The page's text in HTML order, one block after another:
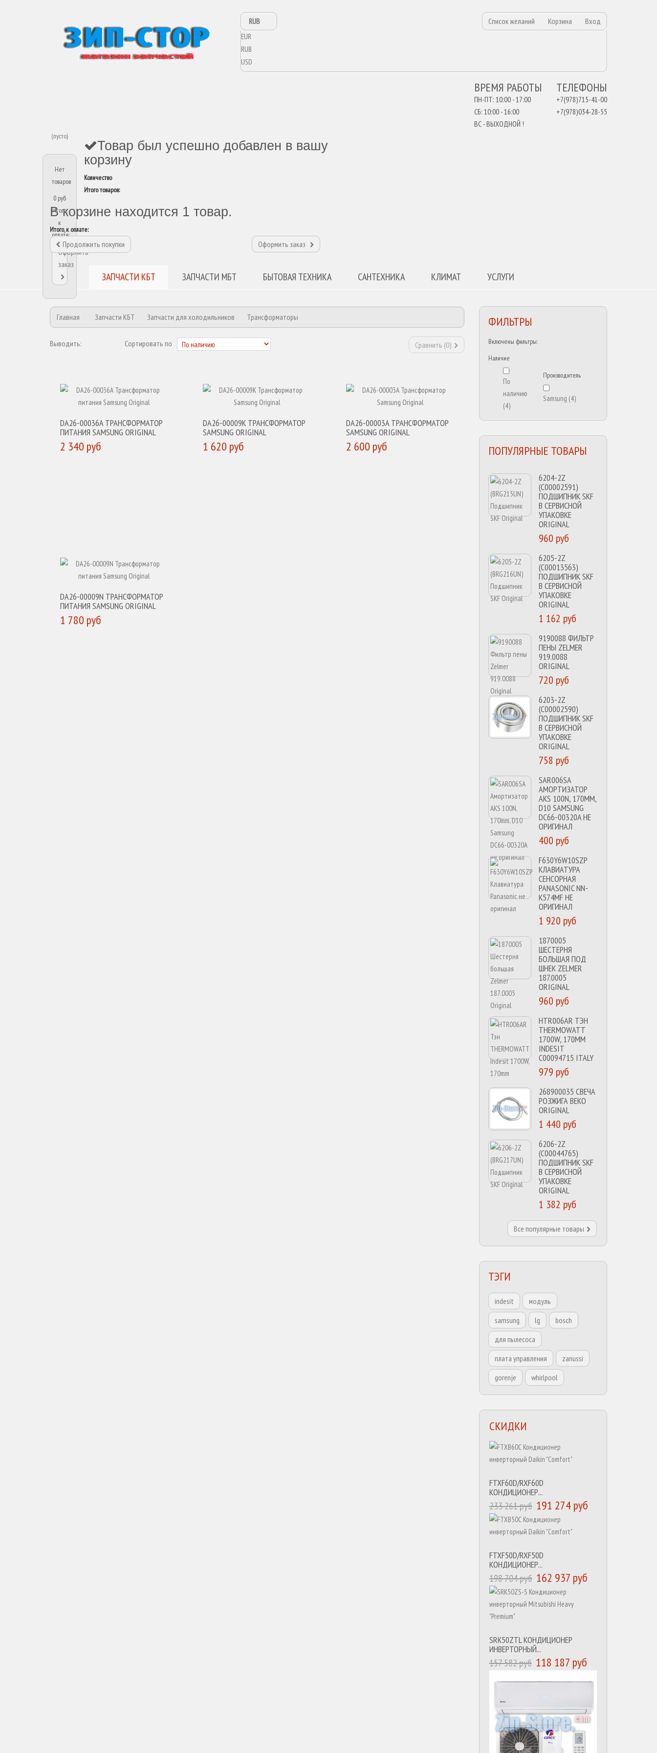
Список желаний Корзина Вход
RUB
EUR
RUB
USD
ТЕЛЕФОНЫ
+7(978)715-41-00
+7(978)034-28-55
ВРЕМЯ РАБОТЫ
ПН-ПТ: 10:00 - 17:00
СБ: 10:00 - 16:00
ВС - ВЫХОДНОЙ !
(пусто)
Нет
товаров
0 руб
Итого,
к
оплате:
Оформить
заказ
Товар был успешно добавлен в вашу
корзину
Количество
Итого товаров:
В корзине находится 1 товар.
Итого, к оплате:
Продолжить покупки Оформить заказ
ЗАПЧАСТИ КБТ ЗАПЧАСТИ МБТ БЫТОВАЯ ТЕХНИКА САНТЕХНИКА КЛИМАТ УСЛУГИ
Главная Запчасти КБТ Запчасти для холодильников Трансформаторы
Выводить: Сортировать по Сравнить (0)
DA26-00036A ТРАНСФОРМАТОР
ПИТАНИЯ SAMSUNG ORIGINAL
2 340 руб
DA26-00009K ТРАНСФОРМАТОР
SAMSUNG ORIGINAL
1 620 руб
DA26-00003A ТРАНСФОРМАТОР
SAMSUNG ORIGINAL
2 600 руб
DA26-00009N ТРАНСФОРМАТОР
ПИТАНИЯ SAMSUNG ORIGINAL
1 780 руб
ФИЛЬТРЫ
Включены фильтры:
Наличие
По
наличию
(4)
Производитель
Samsung (4)
ПОПУЛЯРНЫЕ ТОВАРЫ
6204-2Z
(C00002591)
ПОДШИПНИК SKF
В СЕРВИСНОЙ
УПАКОВКЕ
ORIGINAL
960 руб
6205-2Z
(C00013563)
ПОДШИПНИК SKF
В СЕРВИСНОЙ
УПАКОВКЕ
ORIGINAL
1 162 руб
9190088 ФИЛЬТР
ПЕНЫ ZELMER
919.0088
ORIGINAL
720 руб
6203-2Z
(C00002590)
ПОДШИПНИК SKF
В СЕРВИСНОЙ
УПАКОВКЕ
ORIGINAL
758 руб
SAR006SA
АМОРТИЗАТОР
AKS 100N, 170MM,
D10 SAMSUNG
DC66-00320A НЕ
ОРИГИНАЛ
400 руб
F630Y6W10SZP
КЛАВИАТУРА
СЕНСОРНАЯ
PANASONIC NN-
K574MF НЕ
ОРИГИНАЛ
1 920 руб
1870005
ШЕСТЕРНЯ
БОЛЬШАЯ ПОД
ШНЕК ZELMER
187.0005
ORIGINAL
960 руб
HTR006AR ТЭН
THERMOWATT
1700W, 170MM
INDESIT
C00094715 ITALY
979 руб
268900035 СВЕЧА
РОЗЖИГА BEKO
ORIGINAL
1 440 руб
6206-2Z
(C00044765)
ПОДШИПНИК SKF
В СЕРВИСНОЙ
УПАКОВКЕ
ORIGINAL
1 382 руб
Все популярные товары
ТЭГИ
indesit
модуль
samsung
lg
bosch
для пылесоса
плата управления
zanussi
gorenje
whirlpool
СКИДКИ
FTXF60D/RXF60D
КОНДИЦИОНЕР...
233 261 руб 191 274 руб
FTXF50D/RXF50D
КОНДИЦИОНЕР...
198 704 руб 162 937 руб
SRK50ZTL КОНДИЦИОНЕР
ИНВЕРТОРНЫЙ...
157 582 руб 118 187 руб